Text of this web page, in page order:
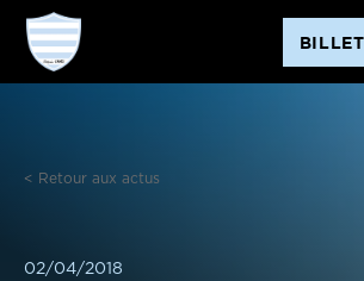
Aller
contenu
< Retour aux actus
02/04/2018